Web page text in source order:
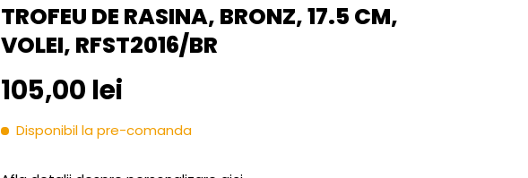
TROFEU DE RASINA, BRONZ, 17.5 CM,
VOLEI, RFST2016/BR
Pret initial
105,00 lei
Disponibil la pre-comanda